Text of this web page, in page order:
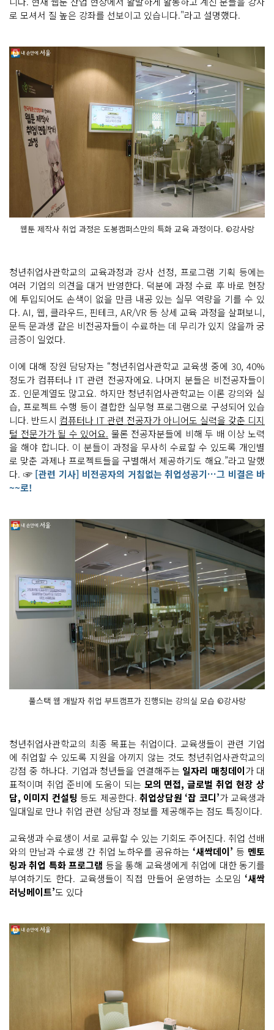
로 모셔서 질 높은 강좌를 선보이고 있습니다."라고 설명했다.
웹툰 제작사 취업 과정은 도봉캠퍼스만의 특화 교육 과정이다. ©강사랑
청년취업사관학교의 교육과정과 강사 선정, 프로그램 기획 등에는
여러 기업의 의견을 대거 반영한다. 덕분에 과정 수료 후 바로 현장
에 투입되어도 손색이 없을 만큼 내공 있는 실무 역량을 기를 수 있
다. AI, 웹, 클라우드, 핀테크, AR/VR 등 상세 교육 과정을 살펴보니,
문득 문과생 같은 비전공자들이 수료하는 데 무리가 있지 않을까 궁
금증이 일었다.
이에 대해 장원 담당자는 “청년취업사관학교 교육생 중에 30, 40%
정도가 컴퓨터나 IT 관련 전공자에요. 나머지 분들은 비전공자들이
죠. 인문계열도 많고요. 하지만 청년취업사관학교는 이론 강의와 실
습, 프로젝트 수행 등이 결합한 실무형 프로그램으로 구성되어 있습
니다. 반드시 컴퓨터나 IT 관련 전공자가 아니어도 실력을 갖춘 디지
털 전문가가 될 수 있어요. 물론 전공자분들에 비해 두 배 이상 노력
을 해야 합니다. 이 분들이 과정을 무사히 수료할 수 있도록 개인별
로 맞춘 과제나 프로젝트들을 구별해서 제공하기도 해요.”라고 말했
다. ☞[관련 기사] 비전공자의 거침없는 취업성공기…그 비결은 바
~~로!
풀스택 웹 개발자 취업 부트캠프가 진행되는 강의실 모습 ©강사랑
청년취업사관학교의 최종 목표는 취업이다. 교육생들이 관련 기업
에 취업할 수 있도록 지원을 아끼지 않는 것도 청년취업사관학교의
강점 중 하나다. 기업과 청년들을 연결해주는 일자리 매칭데이가 대
표적이며 취업 준비에 도움이 되는 모의 면접, 글로벌 취업 현장 상
담, 이미지 컨설팅 등도 제공한다. 취업상담원 ‘잡 코디’가 교육생과
일대일로 만나 취업 관련 상담과 정보를 제공해주는 점도 특징이다.
교육생과 수료생이 서로 교류할 수 있는 기회도 주어진다. 취업 선배
와의 만남과 수료생 간 취업 노하우를 공유하는 ‘새싹데이’ 등 멘토
링과 취업 특화 프로그램 등을 통해 교육생에게 취업에 대한 동기를
부여하기도 한다. 교육생들이 직접 만들어 운영하는 소모임 ‘새싹
러닝메이트’도 있다